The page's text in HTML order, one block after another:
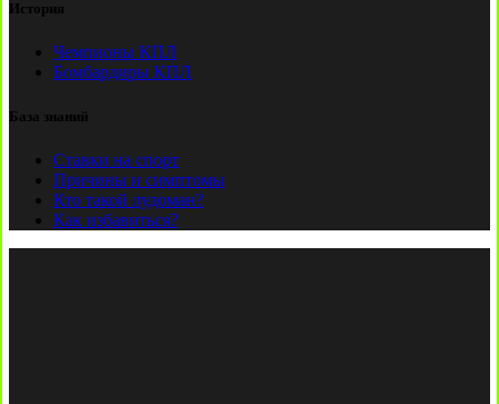
История
Чемпионы КПЛ
Бомбардиры КПЛ
База знаний
Ставки на спорт
Причины и симптомы
Кто такой лудоман?
Как избавиться?